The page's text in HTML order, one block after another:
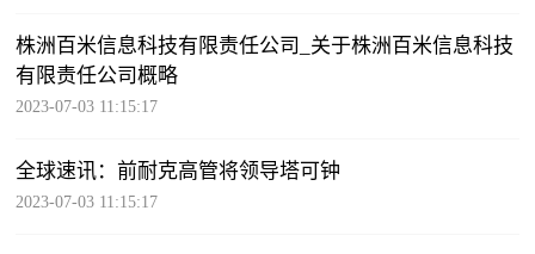
株洲百米信息科技有限责任公司_关于株洲百米信息科技
有限责任公司概略
2023-07-03 11:15:17
全球速讯：前耐克高管将领导塔可钟
2023-07-03 11:15:17